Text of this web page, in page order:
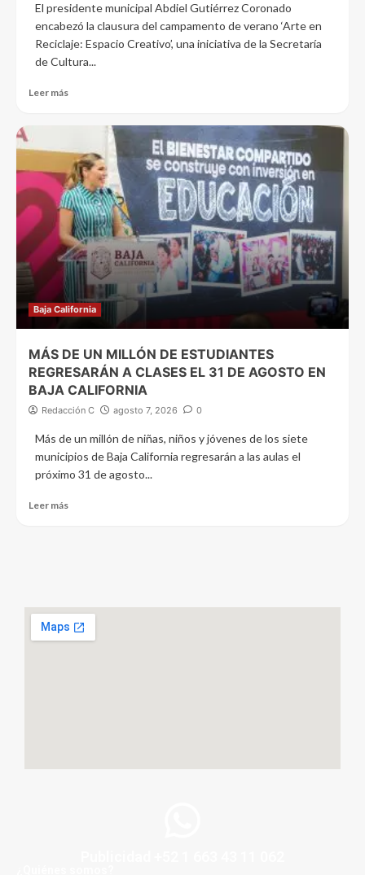
El presidente municipal Abdiel Gutiérrez Coronado
encabezó la clausura del campamento de verano ‘Arte en
Reciclaje: Espacio Creativo’, una iniciativa de la Secretaría
de Cultura...
Leer más
Baja California
MÁS DE UN MILLÓN DE ESTUDIANTES
REGRESARÁN A CLASES EL 31 DE AGOSTO EN
BAJA CALIFORNIA
Redacción C agosto 7, 2026 0
Más de un millón de niñas, niños y jóvenes de los siete
municipios de Baja California regresarán a las aulas el
próximo 31 de agosto...
Leer más